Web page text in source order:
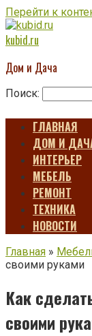
Перейти к
kubid.ru
Дом и Дача
Поиск:
ГЛАВНАЯ
ДОМ И
ИНТЕРЬЕР
МЕБЕЛЬ
РЕМОНТ
ТЕХНИКА
НОВОСТИ
Главная »
своими руками
Как
своими